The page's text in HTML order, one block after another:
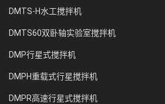
DMTS-H水工搅拌机
DMTS60双卧轴实验室搅拌机
DMP行星式搅拌机
DMPH重载式行星搅拌机
DMPR高速行星式搅拌机